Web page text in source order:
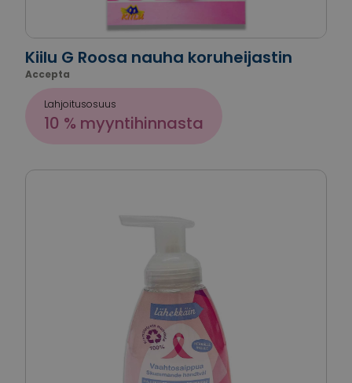
Kiilu G Roosa nauha koruheijastin
Accepta
Lahjoitusosuus
10 % myyntihinnasta